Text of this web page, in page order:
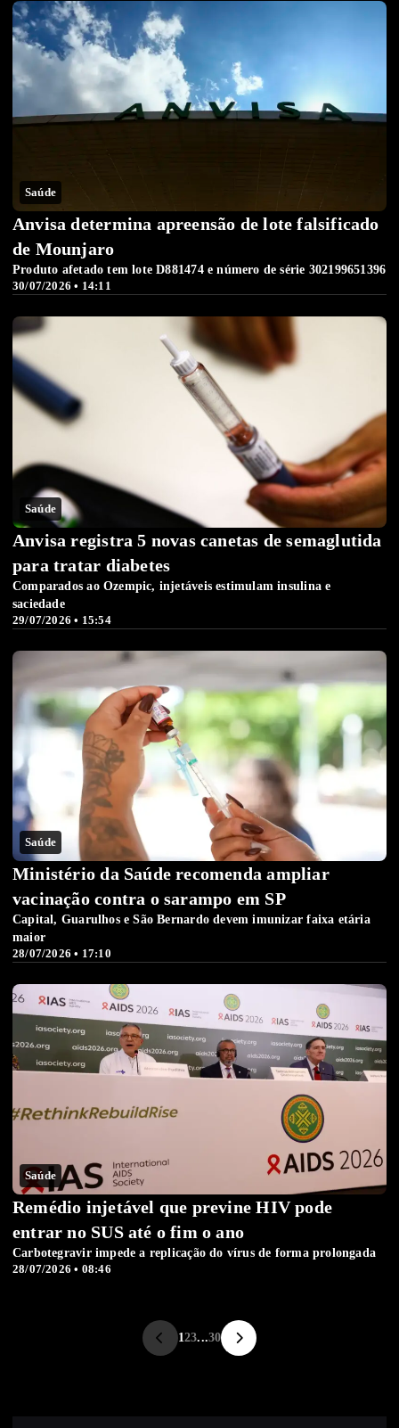
Saúde
30/07/2026 • 14:11
Anvisa determina apreensão de lote falsificado
de Mounjaro
Produto afetado tem lote D881474 e número de série 302199651396
Saúde
29/07/2026 • 15:54
Anvisa registra 5 novas canetas de semaglutida
para tratar diabetes
Comparados ao Ozempic, injetáveis estimulam insulina e
saciedade
Saúde
28/07/2026 • 17:10
Ministério da Saúde recomenda ampliar
vacinação contra o sarampo em SP
Capital, Guarulhos e São Bernardo devem imunizar faixa etária
maior
Saúde
28/07/2026 • 08:46
Remédio injetável que previne HIV pode
entrar no SUS até o fim o ano
Carbotegravir impede a replicação do vírus de forma prolongada
123...30